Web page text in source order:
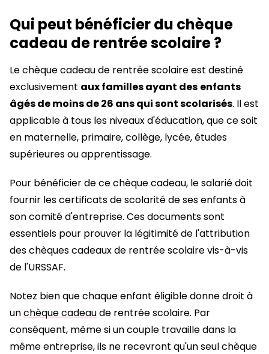
Qui peut bénéficier du chèque
cadeau de rentrée scolaire ?
Le chèque cadeau de rentrée scolaire est destiné
exclusivement aux familles ayant des enfants
âgés de moins de 26 ans qui sont scolarisés. Il est
applicable à tous les niveaux d'éducation, que ce soit
en maternelle, primaire, collège, lycée, études
supérieures ou apprentissage.
Pour bénéficier de ce chèque cadeau, le salarié doit
fournir les certificats de scolarité de ses enfants à
son comité d'entreprise. Ces documents sont
essentiels pour prouver la légitimité de l'attribution
des chèques cadeaux de rentrée scolaire vis-à-vis
de l'URSSAF.
Notez bien que chaque enfant éligible donne droit à
unchèque cadeaude rentrée scolaire. Par
conséquent, même si un couple travaille dans la
même entreprise, ils ne recevront qu'un seul chèque